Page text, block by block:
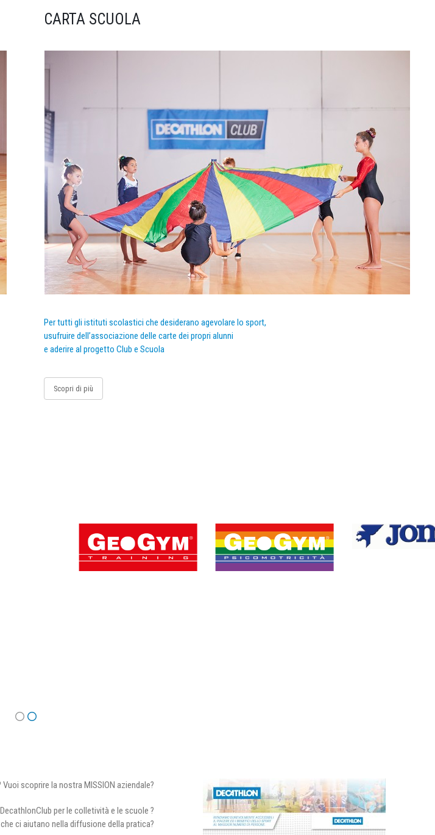
CARTA SCUOLA
Per tutti gli istituti scolastici che desiderano agevolare lo sport,
usufruire dell’associazione delle carte dei propri alunni
e aderire al progetto Club e Scuola
Scopri di più
scoprire la nostra MISSION aziendale?
per le colletività e le scuole ?
ci aiutano nella diffusione della pratica?